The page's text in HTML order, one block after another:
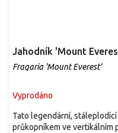
Jahodník 'Mount
Fragaria 'Mount Everest'
Vyprodáno
Tato legendární,
průkopníkem ve vertikálním